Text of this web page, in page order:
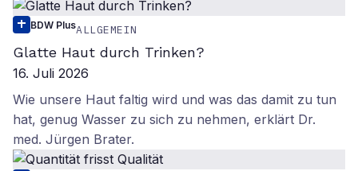
BDW PlusALLGEMEIN
Glatte Haut durch Trinken?
16. Juli 2026
Wie unsere Haut faltig wird und was das damit zu tun
hat, genug Wasser zu sich zu nehmen, erklärt Dr.
med. Jürgen Brater.